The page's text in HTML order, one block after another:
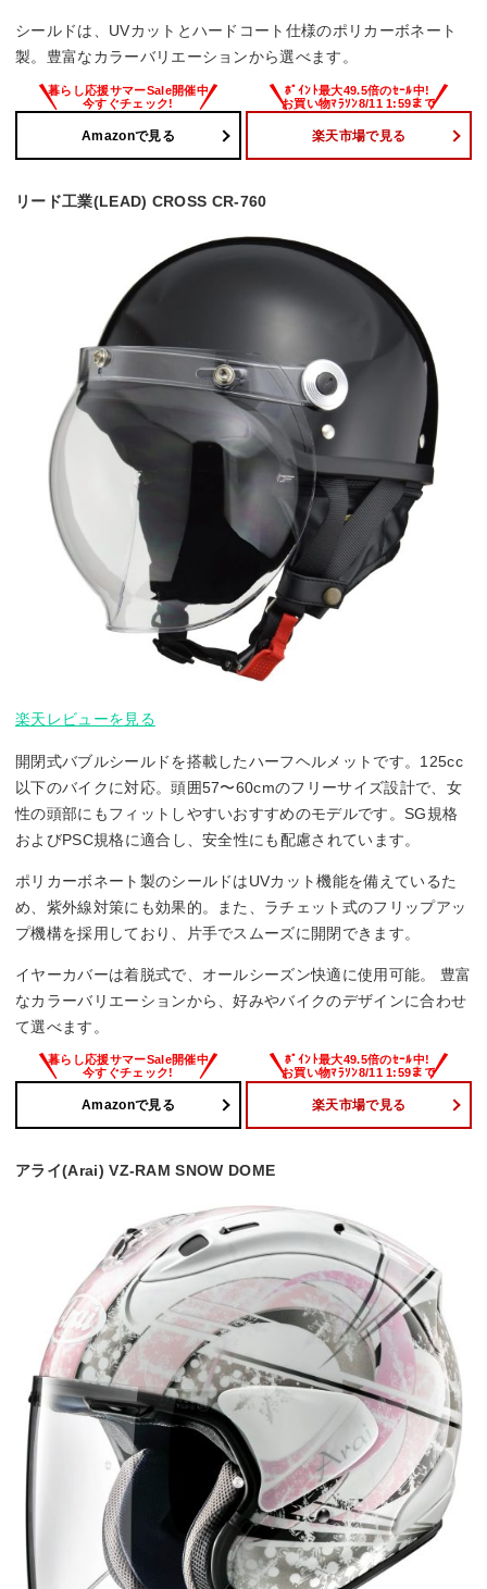
シールドは、UVカットとハードコート仕様のポリカーボネート
製。豊富なカラーバリエーションから選べます。
Amazonで見る 楽天市場で見る
リード工業(LEAD) CROSS CR-760
楽天レビューを見る
開閉式バブルシールドを搭載したハーフヘルメットです。125cc
以下のバイクに対応。頭囲57〜60cmのフリーサイズ設計で、女
性の頭部にもフィットしやすいおすすめのモデルです。SG規格
およびPSC規格に適合し、安全性にも配慮されています。
ポリカーボネート製のシールドはUVカット機能を備えているた
め、紫外線対策にも効果的。また、ラチェット式のフリップアッ
プ機構を採用しており、片手でスムーズに開閉できます。
イヤーカバーは着脱式で、オールシーズン快適に使用可能。 豊富
なカラーバリエーションから、好みやバイクのデザインに合わせ
て選べます。
Amazonで見る 楽天市場で見る
アライ(Arai) VZ-RAM SNOW DOME